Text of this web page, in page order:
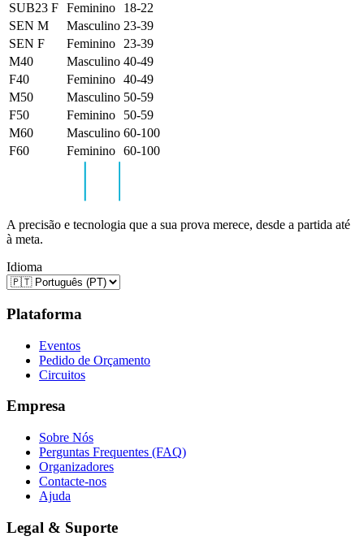
SUB23 F Feminino
18-22
SEN M
Masculino 23-39
SEN F
Feminino
23-39
M40
Masculino 40-49
F40
Feminino 40-49
M50
Masculino 50-59
F50
Feminino
50-59
M60
Masculino 60-100
F60
Feminino 60-100
A precisão e tecnologia que a sua prova merece, desde a partida até
à meta.
Idioma
Plataforma
Eventos
Pedido de Orçamento
Circuitos
Empresa
Sobre Nós
Perguntas Frequentes (FAQ)
Organizadores
Contacte-nos
Ajuda
Legal & Suporte